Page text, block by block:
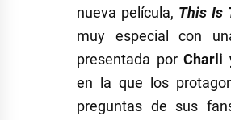
nueva película, This Is
muy especial con
presentada por Charli
en la que los
preguntas de sus